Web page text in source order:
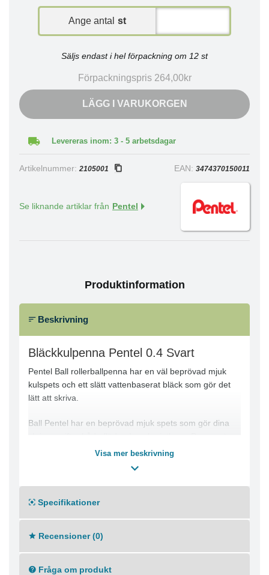
Ange antal st
Säljs endast i hel förpackning om 12 st
Förpackningspris 264,00kr
LÄGG I VARUKORGEN
Levereras inom: 3 - 5 arbetsdagar
Artikelnummer: 2105001 EAN: 3474370150011
Se liknande artiklar från Pentel
Produktinformation
Beskrivning
Bläckkulpenna Pentel 0.4 Svart
Pentel Ball rollerballpenna har en väl beprövad mjuk
kulspets och ett slätt vattenbaserat bläck som gör det
lätt att skriva.
Ball Pentel har en beprövad mjuk spets som gör dina
extremt tåligt och låter dig skriva upp till 2 200 meter.
flytande bläcket ger djup och levande färg. Den är
tillverkad av 77 % återvunnet material (med undantag
designad med en distinkt grön pennkropp som gör sig
bra både på kontoret och hemma, med en fickklämma
för ökad bekvämlighet.
Visa mer beskrivning
Specifikationer
Recensioner (0)
Fråga om produkt